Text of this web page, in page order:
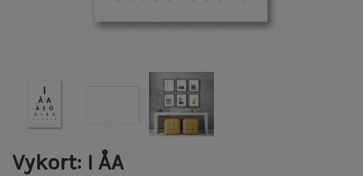
Vykort: I ÅA